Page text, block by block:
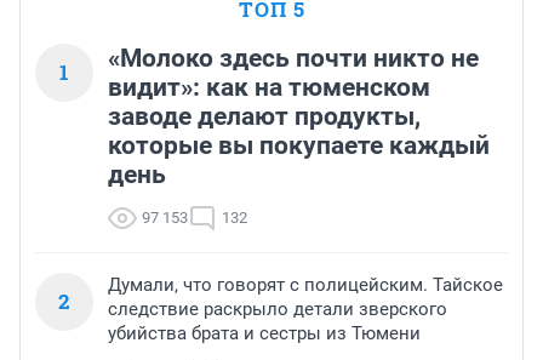
ТОП 5
1
«Молоко здесь почти никто не
видит»: как на тюменском
заводе делают продукты,
которые вы покупаете каждый
день
97 153 132
2
Думали, что говорят с полицейским. Тайское
следствие раскрыло детали зверского
убийства брата и сестры из Тюмени